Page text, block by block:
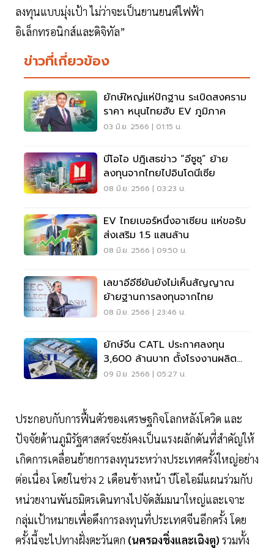
ลงทุนแบบมุ่งเป้า ไม่ว่าจะเป็นยานยนต์ไฟฟ้า
อิเล็กทรอนิกส์และดิจิทัล”
ข่าวที่เกี่ยวข้อง
ยักษ์ใหญ่แห่ปักฐาน ระเบิดสงคราม
ราคา หนุนไทยฮับ EV ภูมิภาค
03 มิ.ย. 2566 | 01:15 น.
บีโอไอ ปฎิเสธข่าว “อีซูซุ” ย้าย
ลงทุนจากไทยไปอินโดนีเซีย
08 มิ.ย. 2566 | 03:23 น.
EV ไทยเบอร์หนึ่งอาเซียน แห่ขอรับ
ส่งเสริม 1.5 แสนล้าน
08 มิ.ย. 2566 | 09:50 น.
เลขาอีอีซี​ยันยังไม่เห็นสัญญาณ
ย้ายฐานการลงทุนจากไทย
08 มิ.ย. 2566 | 23:46 น.
ยักษ์จีน CATL ประกาศลงทุน
3,600 ล้านบาท ตั้งโรงงานผลิต
แบตเตอรี่ EV ในไทย
09 มิ.ย. 2566 | 05:27 น.
ประกอบกับการฟื้นตัวของเศรษฐกิจโลกหลังโควิด และ
ปัจจัยด้านภูมิรัฐศาสตร์จะยังคงเป็นแรงผลักดันที่สำคัญให้
เกิดการเคลื่อนย้ายการลงทุนระหว่างประเทศครั้งใหญ่อย่าง
ต่อเนื่อง โดยในช่วง 2 เดือนข้างหน้า บีโอไอมีแผนร่วมกับ
หน่วยงานพันธมิตรเดินทางไปจัดสัมมนาใหญ่และเจาะ
กลุ่มเป้าหมายเพื่อดึงการลงทุนที่ประเทศจีนอีกครั้ง โดย
ครั้งนี้จะไปทางฝั่งตะวันตก (นครฉงชิ่งและเฉิงตู) รวมทั้ง